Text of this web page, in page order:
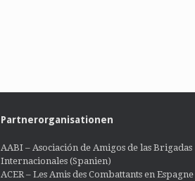
Partnerorganisationen
AABI – Asociación de Amigos de las Brigadas
Internacionales (Spanien)
ACER – Les Amis des Combattants en Espagne